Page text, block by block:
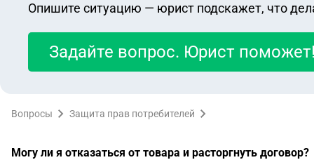
Опишите ситуацию — юрист подскажет, что
Задайте вопрос. Юрист поможет!
Вопросы Защита прав потребителей
Могу ли я отказаться от товара и расторгнуть договор?